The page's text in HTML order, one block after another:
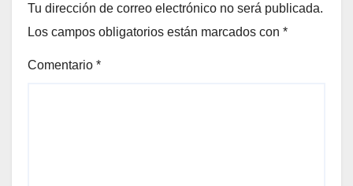
Tu dirección de correo electrónico no será publicada.
Los campos obligatorios están marcados con *
Comentario *